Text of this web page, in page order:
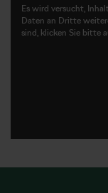
Es wird versucht,
Daten an Dritte
sind, klicken Sie bitte